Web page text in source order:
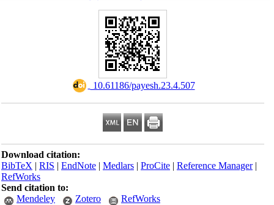
‎ 10.61186/payesh.23.4.507
Download citation:
BibTeX|RIS|EndNote|Medlars|ProCite|Reference Manager
RefWorks
Send citation to:
Mendeley
Zotero RefWorks